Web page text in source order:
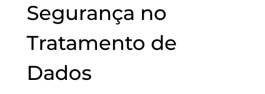
Segurança no
Tratamento de
Dados